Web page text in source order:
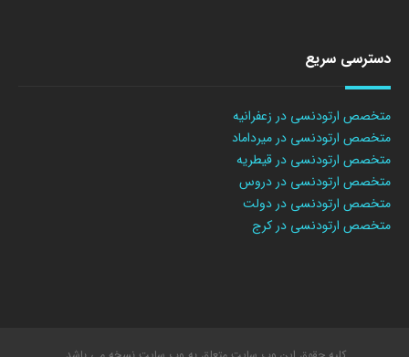
دسترسی سریع
متخصص ارتودنسی در زعفرانیه
متخصص ارتودنسی در میرداماد
متخصص ارتودنسی در قیطریه
متخصص ارتودنسی در دروس
متخصص ارتودنسی در دولت
متخصص ارتودنسی در کرج